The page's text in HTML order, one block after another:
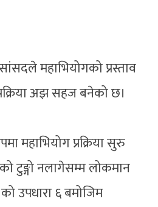
महाभियोगको प्रस्ताव
अझ सहज बनेको छ।
महाभियोग प्रक्रिया सुरु
टुङ्गो नलागेसम्म लोकमान
उपधारा ६ बमोजिम